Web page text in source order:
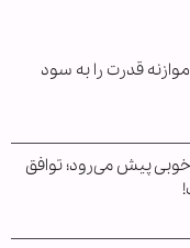
قدرت را به سود
پیش می‌رود؛ توافق